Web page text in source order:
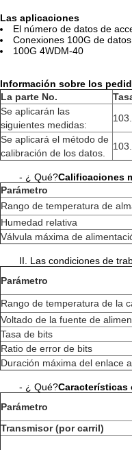
Las aplicaciones
El número de datos de
Conexiones 100G de
100G 4WDM-40
Información sobre los
La parte No.
Se aplicarán las
siguientes medidas:
Se aplicará el método de
calibración de los datos.
- ¿ Qué?Calificaciones
Parámetro
Rango de temperatura de
Humedad relativa
Válvula máxima de
II. Las condiciones de
Parámetro
Rango de temperatura de la
Voltado de la fuente de
Tasa de bits
Ratio de error de bits
Duración máxima del enlace
- ¿ Qué?Características
Parámetro
Transmisor (por carril)